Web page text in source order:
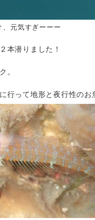
、元気すぎーーー
本潜りました！
。
行って地形と夜行性のお